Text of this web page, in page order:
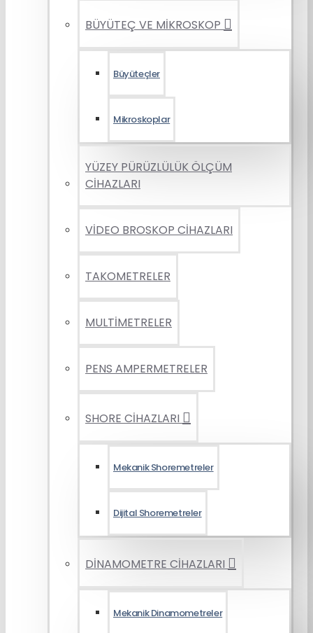
BÜYÜTEÇ VE MİKROSKOP
Büyüteçler
Mikroskoplar
YÜZEY PÜRÜZLÜLÜK ÖLÇÜM
CİHAZLARI
VİDEO BROSKOP CİHAZLARI
TAKOMETRELER
MULTİMETRELER
PENS AMPERMETRELER
SHORE CİHAZLARI
Mekanik Shoremetreler
Dijital Shoremetreler
DİNAMOMETRE CİHAZLARI
Mekanik Dinamometreler